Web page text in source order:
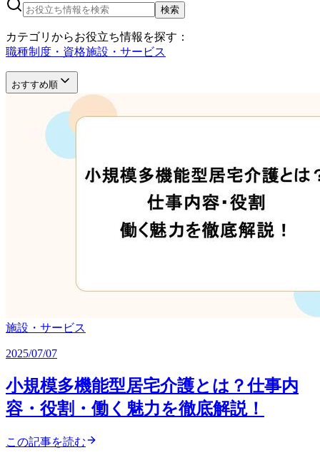
検索
カテゴリからお役立ち情報を探す：
職種制度・資格施設・サービス
おすすめ順
施設・サービス
2025/07/07
小規模多機能型居宅介護とは？仕事内
容・役割・働く魅力を徹底解説！
この記事を読む